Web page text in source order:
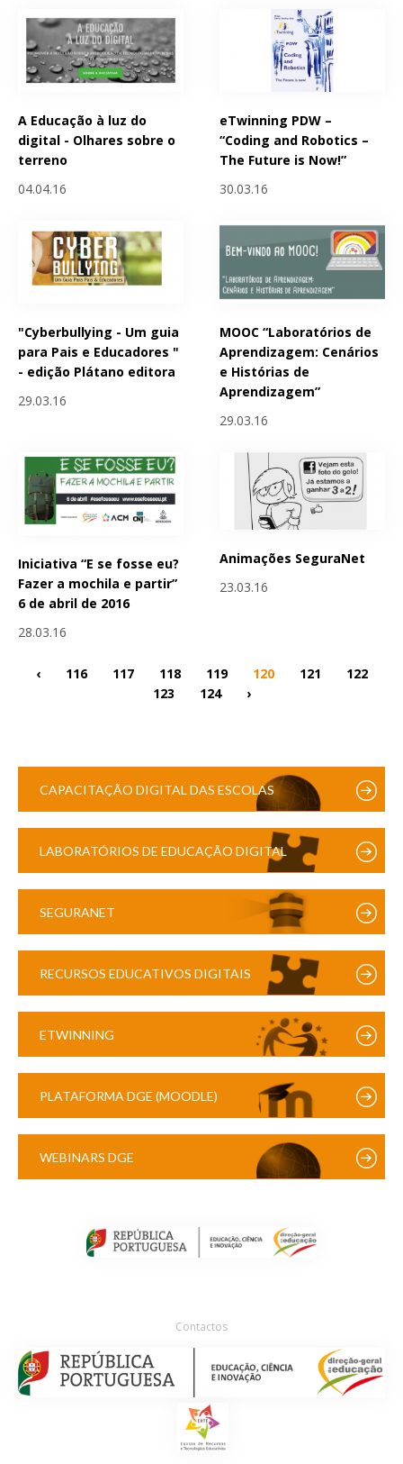
A Educação à luz do
digital - Olhares sobre o
terreno
04.04.16
eTwinning PDW –
“Coding and Robotics –
The Future is Now!”
30.03.16
"Cyberbullying - Um guia
para Pais e Educadores "
- edição Plátano editora
29.03.16
MOOC “Laboratórios de
Aprendizagem: Cenários
e Histórias de
Aprendizagem”
29.03.16
Iniciativa “E se fosse eu?
Fazer a mochila e partir”
6 de abril de 2016
28.03.16
Animações SeguraNet
23.03.16
‹ 116 117 118 119 120 121
122
123
124 ›
CAPACITAÇÃO DIGITAL DAS ESCOLAS
LABORATÓRIOS DE EDUCAÇÃO DIGITAL
SEGURANET
RECURSOS EDUCATIVOS DIGITAIS
ETWINNING
PLATAFORMA DGE (MOODLE)
WEBINARS DGE
Contactos